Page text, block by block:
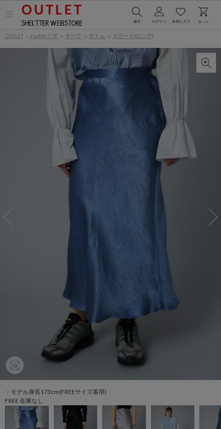
ー
を
OUTLET > HeRIN.CYE > すべて > ボトム > スカート(ロング)
・モデル身長173cm(FREEサイズ着用)
FREE 在庫なし